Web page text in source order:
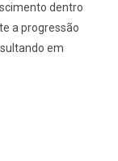
dentro
a progressão
em